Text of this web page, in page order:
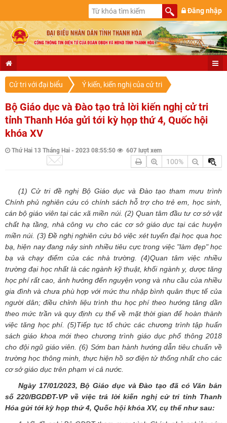
Đăng nhập
Cử tri với đại biểu Ý kiến, kiến nghị của cử tri
Bộ Giáo dục và Đào tạo trả lời kiến nghị cử tri
tỉnh Thanh Hóa gửi tới kỳ họp thứ 4, Quốc hội
khóa XV
Thứ Hai 13 Tháng Hai - 2023 08:55:50 607 lượt xem
100%
(1) Cử tri đề nghị Bộ Giáo dục và Đào tạo tham mưu trình
Chính phủ nghiên cứu có chính sách hỗ trợ cho trẻ em, học sinh,
cán bộ giáo viên tại các xã miền núi. (2) Quan tâm đầu tư cơ sở vật
chất hạ tầng, nhà công vụ cho các cơ sở giáo dục tại các huyện
miền núi. (3) Đề nghị nghiên cứu bỏ việc xét tuyển đại học qua học
bạ, hiện nay đang nảy sinh nhiều tiêu cực trong việc "làm đẹp" học
bạ và chạy điểm của các nhà trường. (4)Quan tâm việc nhiều
trường đại học nhất là các ngành kỹ thuật, khối ngành y, dược tăng
học phí rất cao, ảnh hưởng đến nguyện vọng và nhu cầu của nhiều
gia đình và chưa phù hợp với mức thu nhập bình quân thực tế của
người dân; điều chỉnh liệu trình thu học phí theo hướng tăng dần
theo mức trần và quy định cụ thể về mặt thời gian để hoàn thành
việc tăng học phí. (5)Tiếp tục tổ chức các chương trình tập huấn
sách giáo khoa mới theo chương trình giáo dục phổ thông 2018
cho đội ngũ giáo viên. (6) Sớm ban hành hướng dẫn tiêu chuẩn về
trường học thông minh, thực hiện hồ sơ điện tử thống nhất cho các
cơ sở giáo dục trên phạm vi cả nước.
Ngày 17/01/2023, Bộ Giáo dục và Đào tạo đã có Văn bản
số 220/BGDĐT-VP về việc trả lời kiến nghị cử tri tỉnh Thanh
Hóa gửi tới kỳ họp thứ 4, Quốc hội khóa XV, cụ thể như sau: